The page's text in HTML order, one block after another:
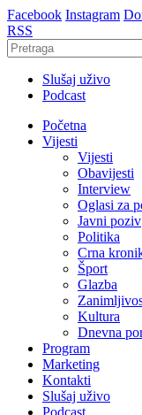
Facebook Instagram
RSS
Slušaj uživo
Podcast
Početna
Vijesti
Vijesti
Obavijesti
Interview
Oglasi za
Javni poziv
Politika
Crna
Šport
Glazba
Kultura
Dnevna
Program
Marketing
Kontakti
Slušaj uživo
Podcast